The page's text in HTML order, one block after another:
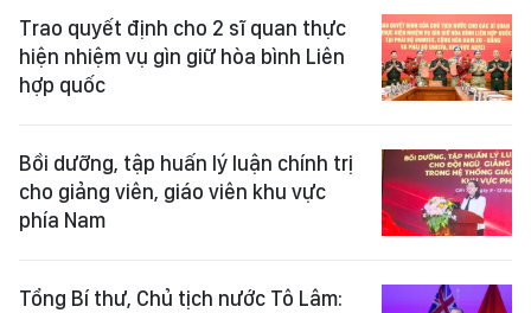
Trao quyết định cho 2 sĩ quan thực
hiện nhiệm vụ gìn giữ hòa bình Liên
hợp quốc
Bồi dưỡng, tập huấn lý luận chính trị
cho giảng viên, giáo viên khu vực
phía Nam
Tổng Bí thư, Chủ tịch nước Tô Lâm: